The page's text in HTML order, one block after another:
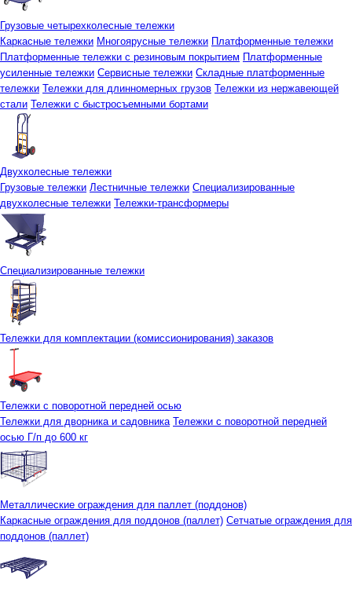
Грузовые четырехколесные тележки
Каркасные тележки Многоярусные тележки Платформенные тележки
Платформенные тележки с резиновым покрытием Платформенные
усиленные тележки Сервисные тележки Складные платформенные
тележки Тележки для длинномерных грузов Тележки из нержавеющей
стали Тележки с быстросъемными бортами
Двухколесные тележки
Грузовые тележки Лестничные тележки Специализированные
двухколесные тележки Тележки-трансформеры
Специализированные тележки
Тележки для комплектации (комиссионирования) заказов
Тележки с поворотной передней осью
Тележки для дворника и садовника Тележки с поворотной передней
осью Г/п до 600 кг
Металлические ограждения для паллет (поддонов)
Каркасные ограждения для поддонов (паллет) Сетчатые ограждения для
поддонов (паллет)